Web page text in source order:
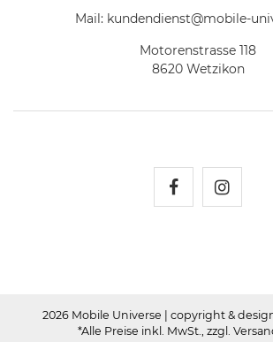
Mail: kundendienst@mobile-
Motorenstrasse 118
8620 Wetzikon
2026 Mobile Universe | copyright &
*Alle Preise inkl. MwSt., zzgl.